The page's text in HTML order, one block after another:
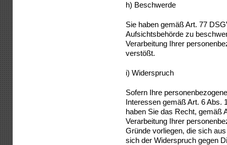
h) Beschwerde
Sie haben gemäß Art. 77
Aufsichtsbehörde zu
Verarbeitung Ihrer
verstößt.
i) Widerspruch
Sofern Ihre
Interessen gemäß Art. 6 Abs.
haben Sie das Recht, gemäß
Verarbeitung Ihrer
Gründe vorliegen, die sich
sich der Widerspruch gegen